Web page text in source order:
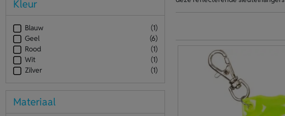
Kleur
Blauw
(1)
Geel
(6)
Rood
(1)
Wit
(1)
Zilver
(1)
Materiaal